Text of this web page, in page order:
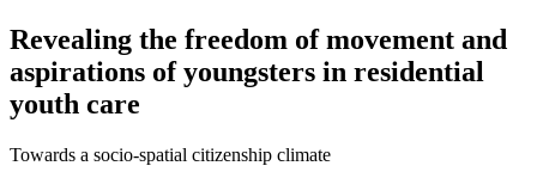
Revealing the freedom of movement and
aspirations of youngsters in residential
youth care
Towards a socio-spatial citizenship climate